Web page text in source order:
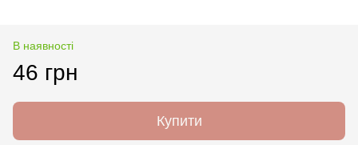
В наявності
46 грн
Купити